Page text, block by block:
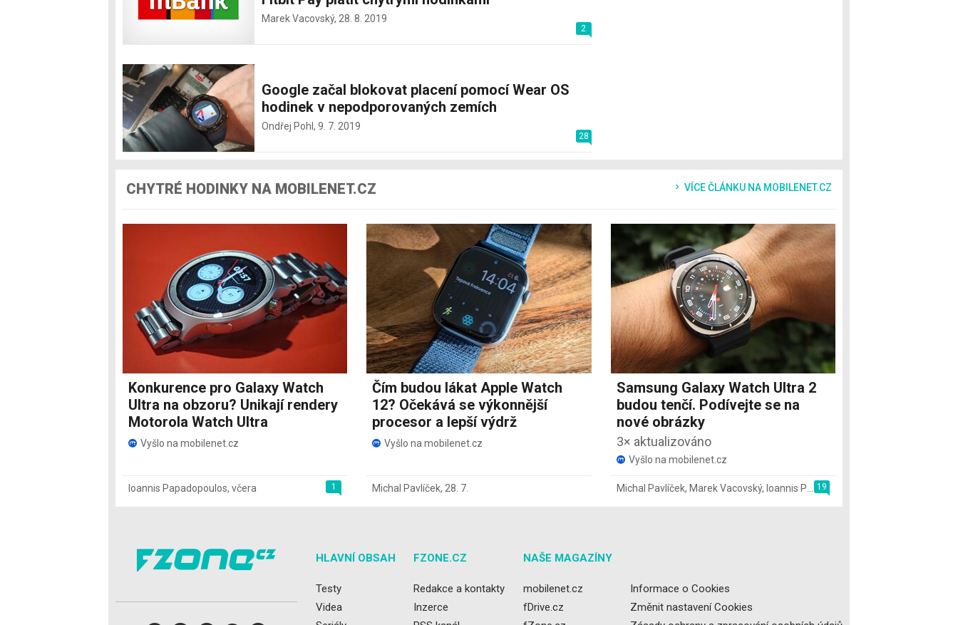
2
Marek Vacovský, 28. 8. 2019
Google začal blokovat placení pomocí Wear OS
hodinek v nepodporovaných zemích
28
Ondřej Pohl, 9. 7. 2019
CHYTRÉ HODINKY NA MOBILENET.CZ VÍCE ČLÁNKU NA MOBILENET.CZ
Konkurence pro Galaxy Watch
Ultra na obzoru? Unikají rendery
Motorola Watch Ultra
Vyšlo na mobilenet.cz
1
Ioannis Papadopoulos, včera
Čím budou lákat Apple Watch
12? Očekává se výkonnější
procesor a lepší výdrž
Vyšlo na mobilenet.cz
Michal Pavlíček, 28. 7.
Samsung Galaxy Watch Ultra 2
budou tenčí. Podívejte se na
nové obrázky
3× aktualizováno
Vyšlo na mobilenet.cz
19
Michal Pavlíček, Marek Vacovský, Ioannis Papadopoulos
HLAVNÍ OBSAH
Testy
Videa
FZONE.CZ
Redakce a kontakty
Inzerce
NAŠE MAGAZÍNY
mobilenet.cz
fDrive.cz
Informace o Cookies
Změnit nastavení Cookies